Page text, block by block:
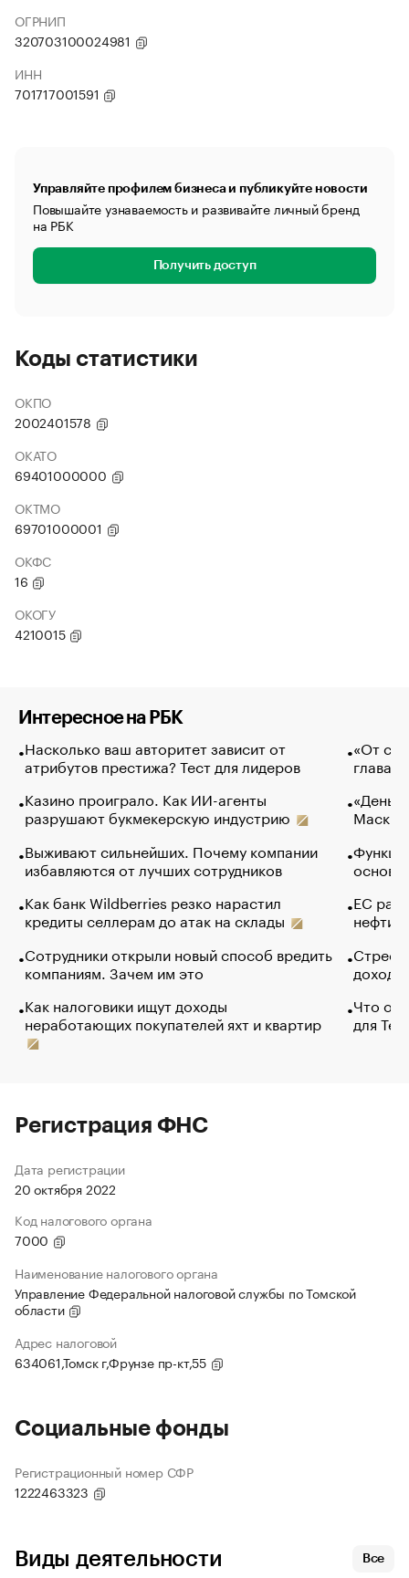
ОГРНИП
320703100024981
ИНН
701717001591
Управляйте профилем бизнеса и публикуйте новости
Повышайте узнаваемость и развивайте личный бренд
на РБК
Получить доступ
Коды статистики
ОКПО
2002401578
ОКАТО
69401000000
ОКТМО
69701000001
ОКФС
16
ОКОГУ
4210015
Интересное на РБК
Насколько ваш авторитет зависит от
атрибутов престижа? Тест для лидеров
Казино проиграло. Как ИИ-агенты
разрушают букмекерскую индустрию
Выживают сильнейших. Почему компании
избавляются от лучших сотрудников
Как банк Wildberries резко нарастил
кредиты селлерам до атак на склады
Сотрудники открыли новый способ вредить
компаниям. Зачем им это
Как налоговики ищут доходы
неработающих покупателей яхт и квартир
«От
глава
Маск в
основ
ЕС
нефти
Что
для
Регистрация ФНС
Дата регистрации
20 октября 2022
Код налогового органа
7000
Наименование налогового органа
Управление Федеральной налоговой службы по Томской
области
Адрес налоговой
634061,Томск г,Фрунзе пр-кт,55
Социальные фонды
Регистрационный номер СФР
1222463323
Виды деятельности Все